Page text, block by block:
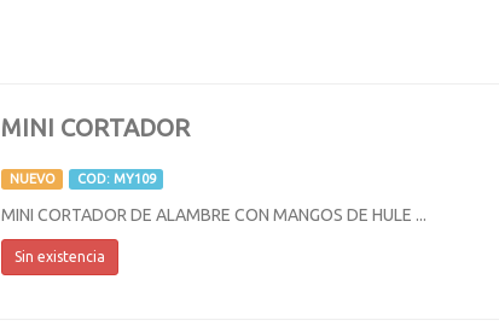
MINI CORTADOR
NUEVO COD: MY109
MINI CORTADOR DE ALAMBRE CON MANGOS DE HULE ...
Sin existencia